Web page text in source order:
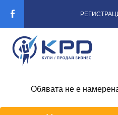
Обявата не е